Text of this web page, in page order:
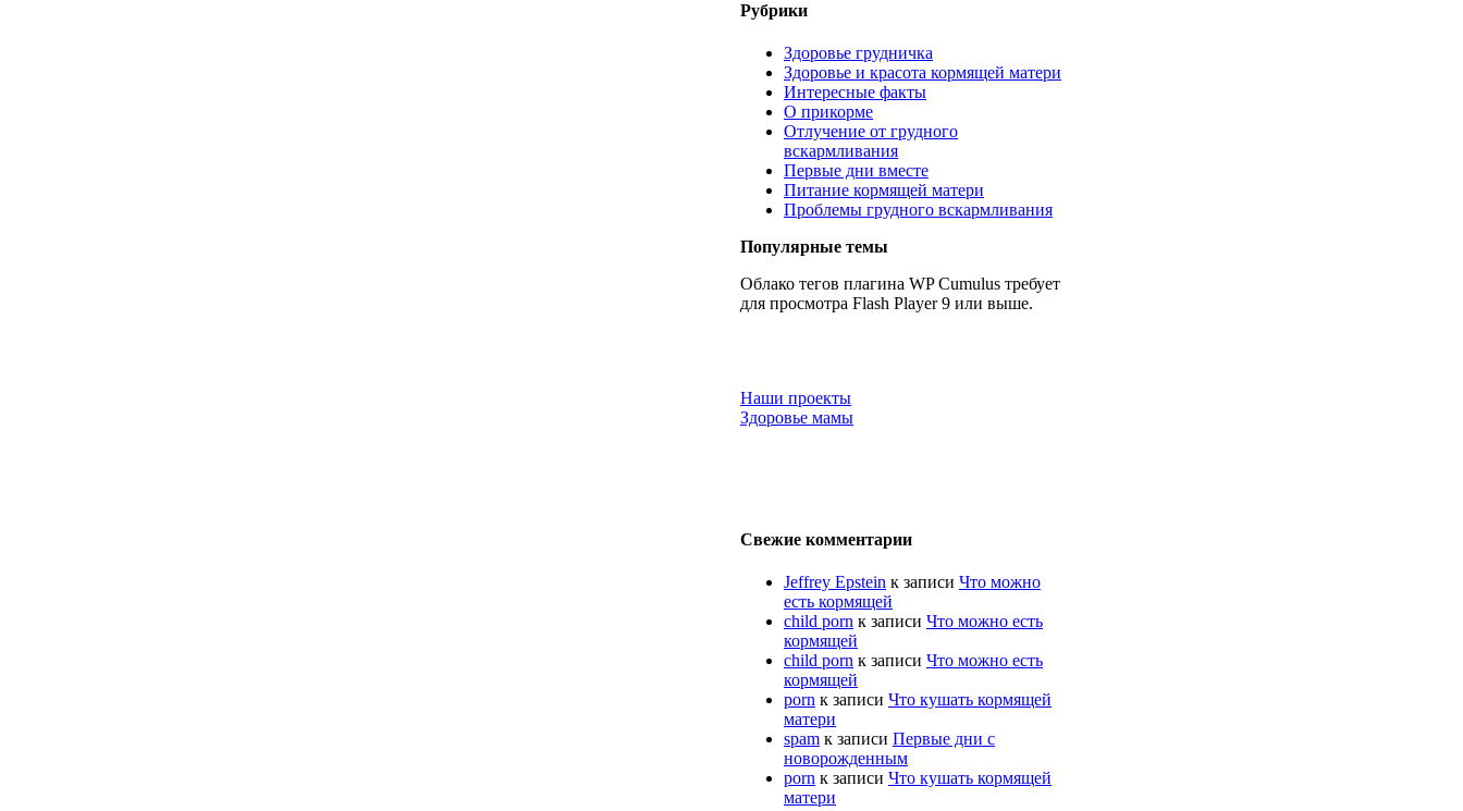
Рубрики
Здоровье грудничка
Здоровье и красота кормящей матери
Интересные факты
О прикорме
Отлучение от грудного
вскармливания
Первые дни вместе
Питание кормящей матери
Проблемы грудного вскармливания
Популярные темы
Облако тегов плагина WP Cumulus требует
для просмотра Flash Player 9 или выше.
Наши проекты
Здоровье мамы
Свежие комментарии
Jeffrey Epstein к записи Что можно
есть кормящей
child porn к записи Что можно есть
кормящей
child porn к записи Что можно есть
кормящей
porn к записи Что кушать кормящей
матери
spam к записи Первые дни с
новорожденным
porn к записи Что кушать кормящей
матери